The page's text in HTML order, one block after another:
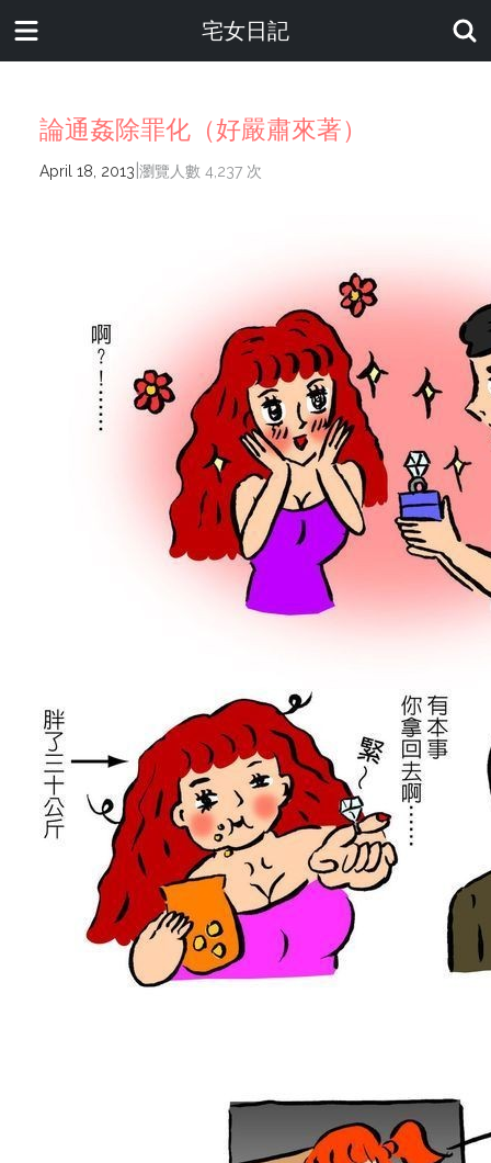
宅女日記
論通姦除罪化（好嚴肅來著）
April 18, 2013 瀏覽人數 4,237 次